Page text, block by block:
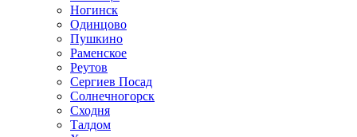
Ногинск
Одинцово
Пушкино
Раменское
Реутов
Сергиев Посад
Солнечногорск
Сходня
Талдом